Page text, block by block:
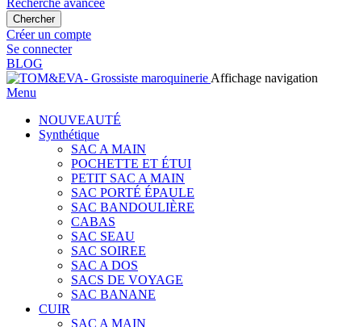
Recherche avancée
Chercher
Créer un compte
Se connecter
BLOG
Affichage navigation
Menu
NOUVEAUTÉ
Synthétique
SAC A MAIN
POCHETTE ET ÉTUI
PETIT SAC A MAIN
SAC PORTÉ ÉPAULE
SAC BANDOULIÈRE
CABAS
SAC SEAU
SAC SOIREE
SAC A DOS
SACS DE VOYAGE
SAC BANANE
CUIR
SAC A MAIN